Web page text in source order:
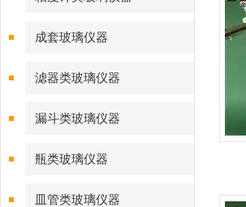
成套玻璃仪器
滤器类玻璃仪器
漏斗类玻璃仪器
瓶类玻璃仪器
皿管类玻璃仪器